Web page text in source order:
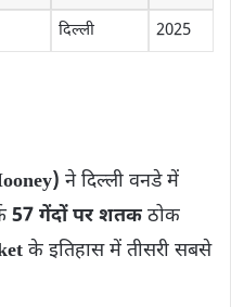
दिल्ली 2025
ने दिल्ली वनडे में
57 गेंदों पर शतक ठोक
के इतिहास में तीसरी सबसे